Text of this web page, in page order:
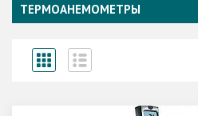
ТЕРМОАНЕМОМЕТРЫ